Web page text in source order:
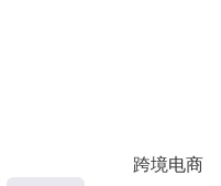
跨境电商